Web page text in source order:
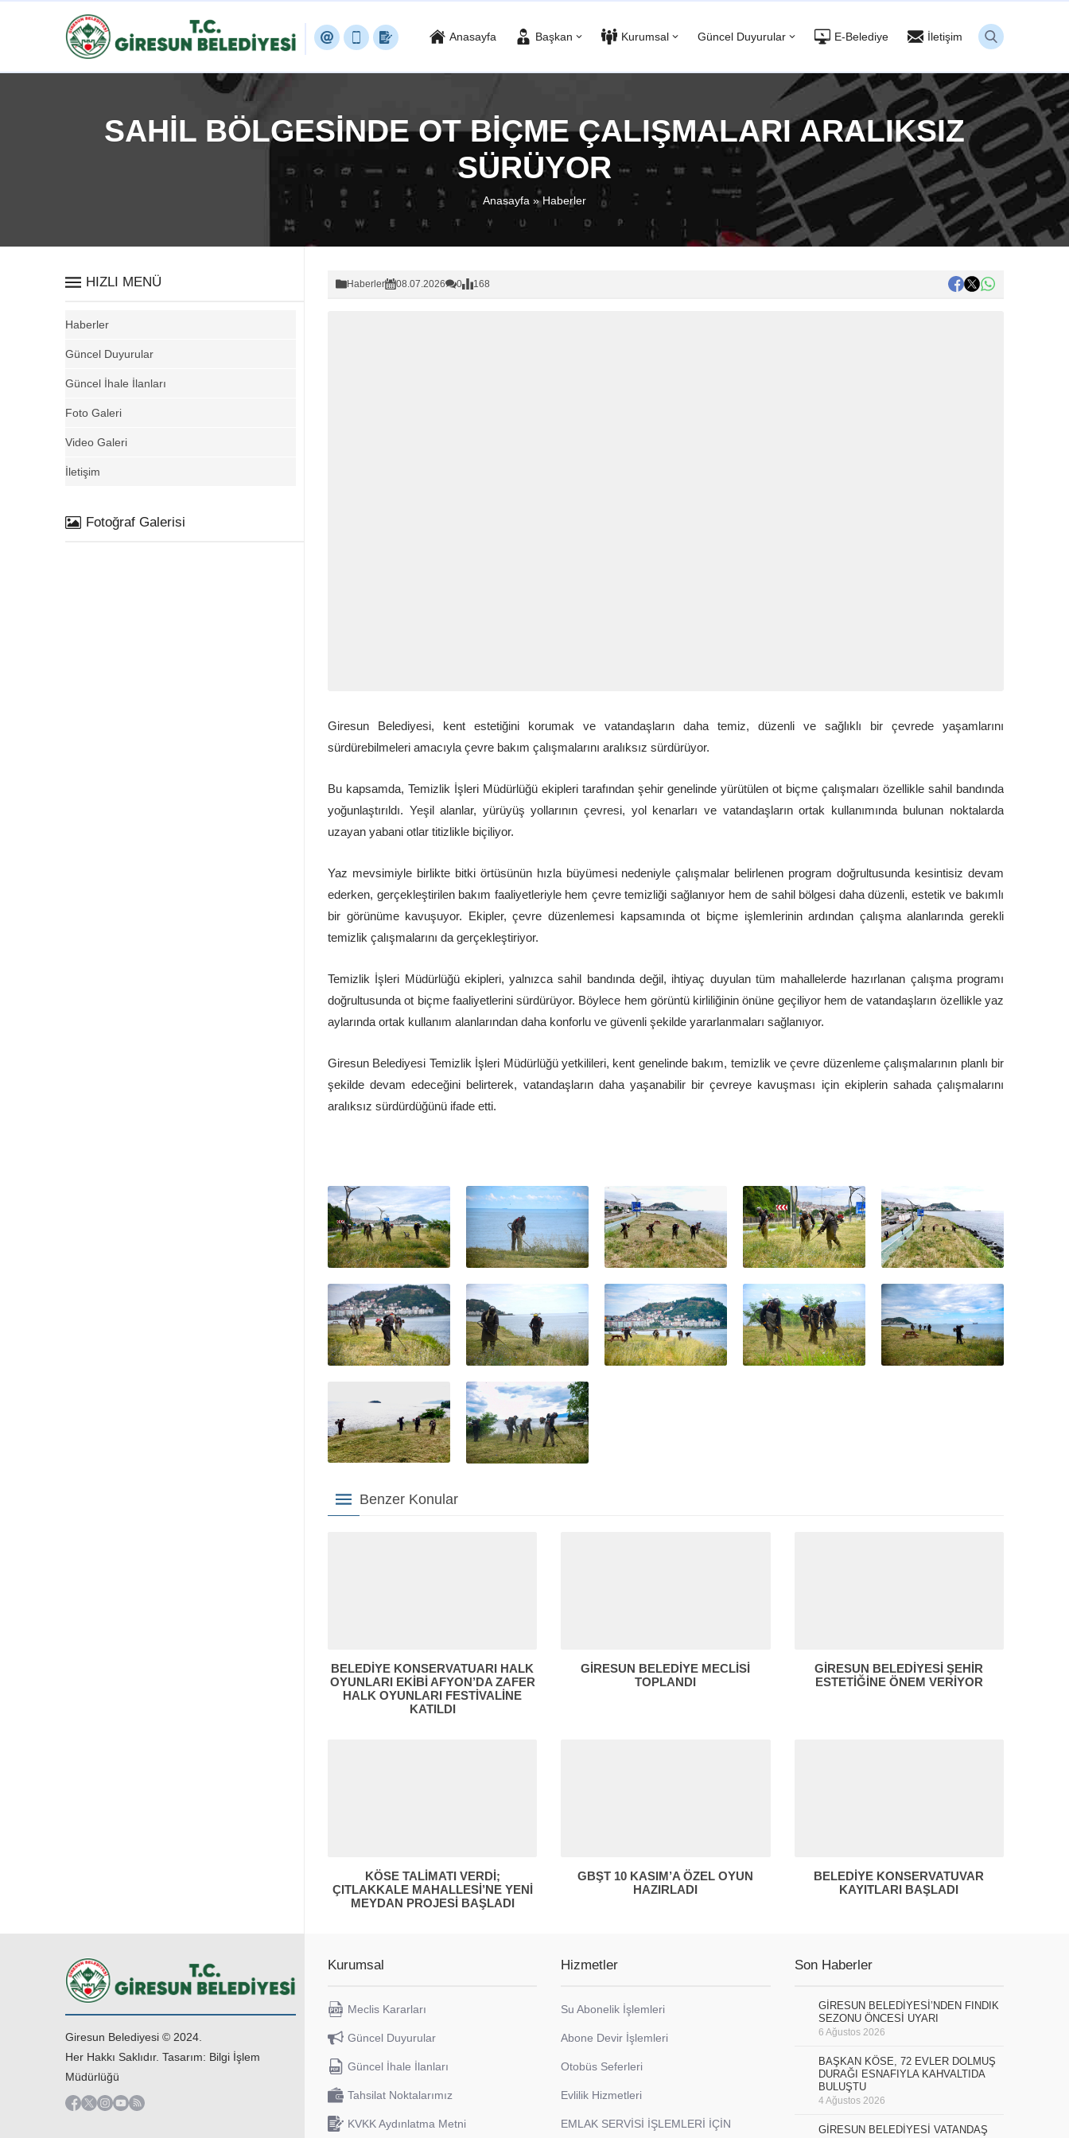
Anasayfa Başkan Kurumsal Güncel Duyurular E-Belediye İletişim
SAHİL BÖLGESİNDE OT BİÇME ÇALIŞMALARI ARALIKSIZ
SÜRÜYOR
Anasayfa »Haberler
Haberler 08.07.2026 0 168
Giresun Belediyesi, kent estetiğini korumak ve vatandaşların daha temiz, düzenli ve sağlıklı bir çevrede yaşamlarını
sürdürebilmeleri amacıyla çevre bakım çalışmalarını aralıksız sürdürüyor.
Bu kapsamda, Temizlik İşleri Müdürlüğü ekipleri tarafından şehir genelinde yürütülen ot biçme çalışmaları özellikle sahil bandında
yoğunlaştırıldı. Yeşil alanlar, yürüyüş yollarının çevresi, yol kenarları ve vatandaşların ortak kullanımında bulunan noktalarda
uzayan yabani otlar titizlikle biçiliyor.
Yaz mevsimiyle birlikte bitki örtüsünün hızla büyümesi nedeniyle çalışmalar belirlenen program doğrultusunda kesintisiz devam
ederken, gerçekleştirilen bakım faaliyetleriyle hem çevre temizliği sağlanıyor hem de sahil bölgesi daha düzenli, estetik ve bakımlı
bir görünüme kavuşuyor. Ekipler, çevre düzenlemesi kapsamında ot biçme işlemlerinin ardından çalışma alanlarında gerekli
temizlik çalışmalarını da gerçekleştiriyor.
Temizlik İşleri Müdürlüğü ekipleri, yalnızca sahil bandında değil, ihtiyaç duyulan tüm mahallelerde hazırlanan çalışma programı
doğrultusunda ot biçme faaliyetlerini sürdürüyor. Böylece hem görüntü kirliliğinin önüne geçiliyor hem de vatandaşların özellikle yaz
aylarında ortak kullanım alanlarından daha konforlu ve güvenli şekilde yararlanmaları sağlanıyor.
Giresun Belediyesi Temizlik İşleri Müdürlüğü yetkilileri, kent genelinde bakım, temizlik ve çevre düzenleme çalışmalarının planlı bir
şekilde devam edeceğini belirterek, vatandaşların daha yaşanabilir bir çevreye kavuşması için ekiplerin sahada çalışmalarını
aralıksız sürdürdüğünü ifade etti.
Benzer Konular
BELEDİYE KONSERVATUARI HALK
OYUNLARI EKİBİ AFYON’DA ZAFER
HALK OYUNLARI FESTİVALİNE
KATILDI
GİRESUN BELEDİYE MECLİSİ
TOPLANDI
GİRESUN BELEDİYESİ ŞEHİR
ESTETİĞİNE ÖNEM VERİYOR
KÖSE TALİMATI VERDİ;
ÇITLAKKALE MAHALLESİ’NE YENİ
MEYDAN PROJESİ BAŞLADI
GBŞT 10 KASIM’A ÖZEL OYUN
HAZIRLADI
BELEDİYE KONSERVATUVAR
KAYITLARI BAŞLADI
HIZLI MENÜ
Haberler
Güncel Duyurular
Güncel İhale İlanları
Foto Galeri
Video Galeri
İletişim
Fotoğraf Galerisi
Giresun Belediyesi © 2024.
Her Hakkı Saklıdır. Tasarım: Bilgi İşlem
Müdürlüğü
Kurumsal
Meclis Kararları
Güncel Duyurular
Güncel İhale İlanları
Tahsilat Noktalarımız
KVKK Aydınlatma Metni
Hizmetler
Su Abonelik İşlemleri
Abone Devir İşlemleri
Otobüs Seferleri
Evlilik Hizmetleri
EMLAK SERVİSİ İŞLEMLERİ İÇİN
Son Haberler
GİRESUN BELEDİYESİ’NDEN FINDIK
SEZONU ÖNCESİ UYARI
6 Ağustos 2026
BAŞKAN KÖSE, 72 EVLER DOLMUŞ
DURAĞI ESNAFIYLA KAHVALTIDA
BULUŞTU
4 Ağustos 2026
GİRESUN BELEDİYESİ VATANDAŞ